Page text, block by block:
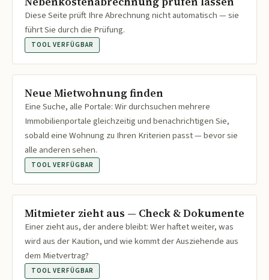
Diese Seite prüft Ihre Abrechnung nicht automatisch — sie
führt Sie durch die Prüfung.
TOOL VERFÜGBAR
Neue Mietwohnung finden
Eine Suche, alle Portale: Wir durchsuchen mehrere
Immobilienportale gleichzeitig und benachrichtigen Sie,
sobald eine Wohnung zu Ihren Kriterien passt — bevor sie
alle anderen sehen.
TOOL VERFÜGBAR
Mitmieter zieht aus — Check & Dokumente
Einer zieht aus, der andere bleibt: Wer haftet weiter, was
wird aus der Kaution, und wie kommt der Ausziehende aus
dem Mietvertrag?
TOOL VERFÜGBAR